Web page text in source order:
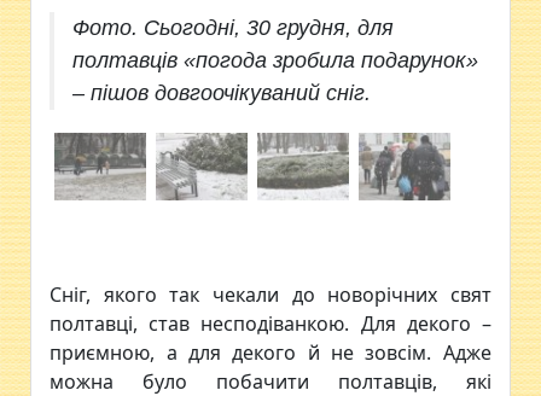
Фото. Сьогодні, 30 грудня, для
полтавців «погода зробила подарунок»
– пішов довгоочікуваний сніг.
Сніг, якого так чекали до новорічних свят
полтавці, став несподіванкою. Для декого –
приємною, а для декого й не зовсім. Адже
можна було побачити полтавців, які